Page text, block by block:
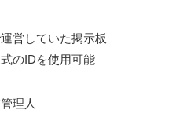
営していた掲示板
のIDを使用可能
理人